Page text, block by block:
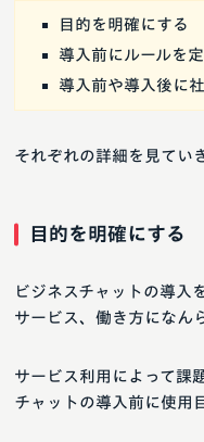
目的を明確にする
導入前にルールを
導入前や導入後に
それぞれの詳細を見てい
目的を明確にする
ビジネスチャットの導入
サービス、働き方になん
サービス利用によって課
チャットの導入前に使用